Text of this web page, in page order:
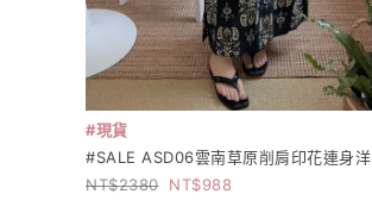
#現貨
#SALE ASD06雲南草原削肩印花連身洋
2380
988